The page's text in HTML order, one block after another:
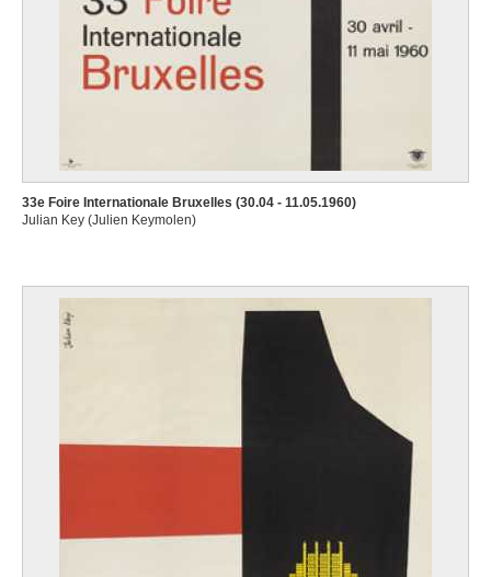
33e Foire Internationale Bruxelles (30.04 - 11.05.1960)
Julian Key (Julien Keymolen)